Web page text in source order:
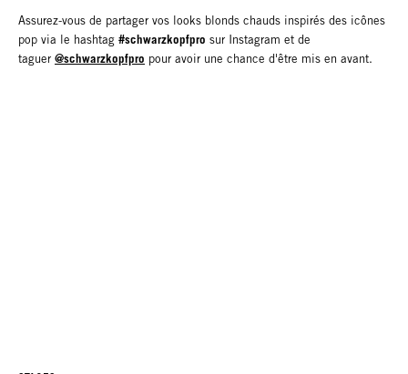
Assurez-vous de partager vos looks blonds chauds inspirés des icônes
pop via le hashtag #schwarzkopfpro sur Instagram et de
taguer @schwarzkopfpro pour avoir une chance d'être mis en avant.